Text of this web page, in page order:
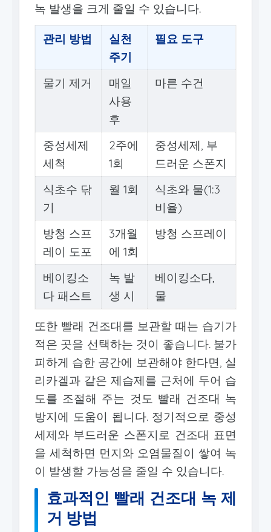
녹 발생을 크게 줄일 수 있습니다.
관리 방법
실천
주기
필요 도구
물기 제거
매일
사용
후
마른 수건
중성세제
세척
2주에
1회
중성세제, 부
드러운 스폰지
식초수 닦
기
월 1회
식초와 물(1:3
비율)
방청 스프
레이 도포
3개월
에 1회
방청 스프레이
베이킹소
다 패스트
녹 발
생 시
베이킹소다,
물
또한 빨래 건조대를 보관할 때는 습기가
적은 곳을 선택하는 것이 좋습니다. 불가
피하게 습한 공간에 보관해야 한다면, 실
리카겔과 같은 제습제를 근처에 두어 습
도를 조절해 주는 것도 빨래 건조대 녹
방지에 도움이 됩니다. 정기적으로 중성
세제와 부드러운 스폰지로 건조대 표면
을 세척하면 먼지와 오염물질이 쌓여 녹
이 발생할 가능성을 줄일 수 있습니다.
효과적인 빨래 건조대 녹 제
거 방법